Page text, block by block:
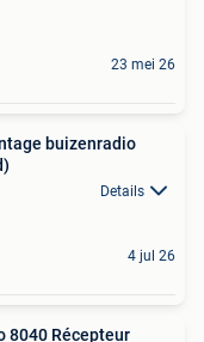
23 mei 26
buizenradio
Details
4 jul 26
8040 Récepteur